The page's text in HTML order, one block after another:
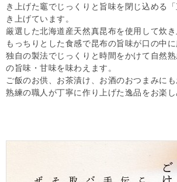
き上げた竈でじっくりと旨味を閉じ込める
き上げています。
厳選した北海道産天然真昆布を使用して炊き
もっちりとした食感で昆布の旨味が口の中に
独自の製法でじっくりと時間をかけて自然
の旨味・甘味を味わえます。
ご飯のお供、お茶漬け、お酒のおつまみにも
熟練の職人が丁寧に作り上げた逸品をお楽し